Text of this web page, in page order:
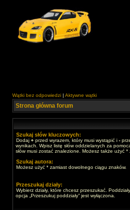
Wątki bez odpowiedzi | Aktywne wątki
Strona główna forum
Szukaj słów kluczowych:
Dodaj + przed wyrazem, który musi wystąpić i -
wynikach. Wpisz listę słów oddzielanych za
słów musi zostać znalezione. Możesz także użyć
Szukaj autora:
Możesz użyć * zamiast dowolnego ciągu znaków.
Przeszukaj działy:
Wybierz działy, które chcesz przeszukać.
opcja „Przeszukuj poddziały” jest wyłączona.